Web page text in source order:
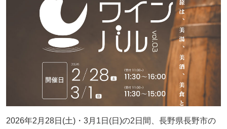
2026年2月28日(土)・3月1日(日)の2日間、長野県長野市の